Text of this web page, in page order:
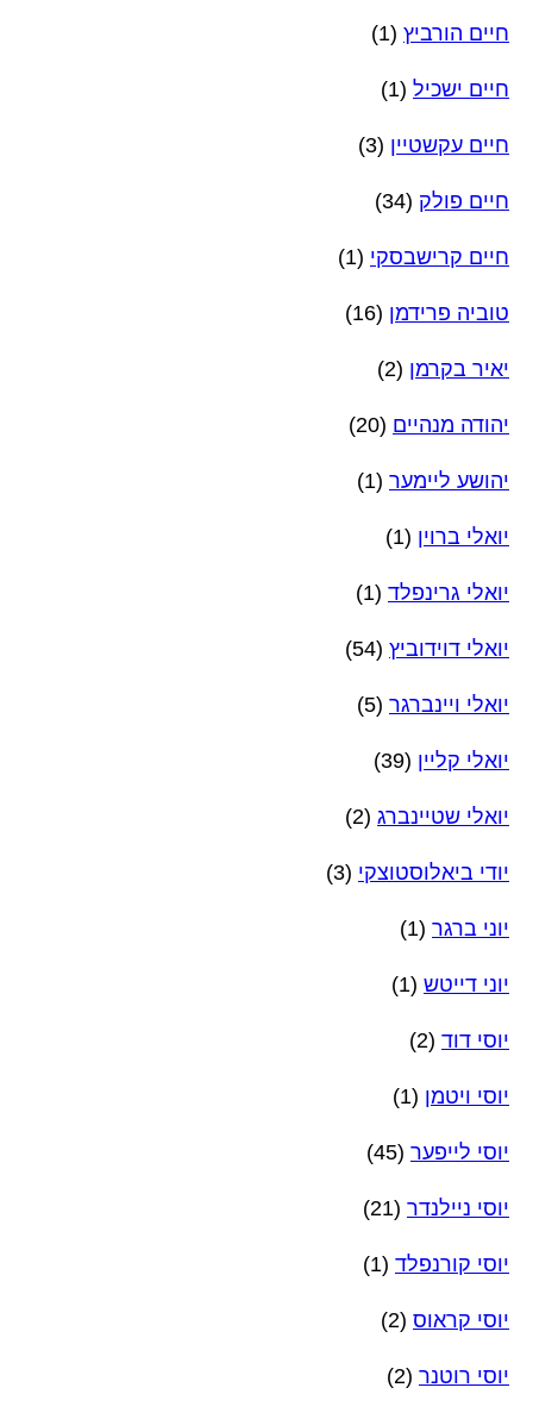
חיים הורביץ (1)
חיים ישכיל (1)
חיים עקשטיין (3)
חיים פולק (34)
חיים קרישבסקי (1)
טוביה פרידמן (16)
יאיר בקרמן (2)
יהודה מנהיים (20)
יהושע ליימער (1)
יואלי ברוין (1)
יואלי גרינפלד (1)
יואלי דוידוביץ (54)
יואלי ויינברגר (5)
יואלי קליין (39)
יואלי שטיינברג (2)
יודי ביאלוסטוצקי (3)
יוני ברגר (1)
יוני דייטש (1)
יוסי דוד (2)
יוסי ויטמן (1)
יוסי לייפער (45)
יוסי ניילנדר (21)
יוסי קורנפלד (1)
יוסי קראוס (2)
יוסי רוטנר (2)